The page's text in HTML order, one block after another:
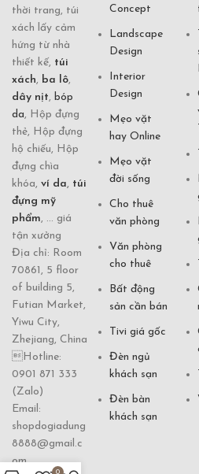
thời trang, túi
xách lấy cảm
hứng từ nhà
thiết kế, túi
xách, ba lô,
dây nịt, bóp
da, Hộp đựng
thẻ, Hộp đựng
hộ chiếu, Hộp
đựng chìa
khóa, ví da, túi
đựng mỹ
phẩm, ... giá
tận xưởng
Địa chỉ: Room
70861, 5 floor
of building 5,
Futian Market,
Yiwu City,
Zhejiang, China
Hotline:
0901 871 333
(Zalo)
Email:
shopdogiadung
8888@gmail.c
om
Concept
Landscape
Design
Interior
Design
Mẹo vặt
hay Online
Mẹo vặt
đời sống
Cho thuê
văn phòng
Văn phòng
cho thuê
Bất động
sản cần bán
Tivi giá gốc
Đèn ngủ
khách sạn
Đèn bàn
khách sạn
0